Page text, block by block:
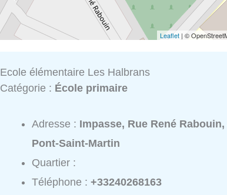
Leaflet | ©
Ecole élémentaire Les Halbrans
Catégorie : École primaire
Adresse : Impasse, Rue René Rabouin,
Pont-Saint-Martin
Quartier :
Téléphone :+33240268163